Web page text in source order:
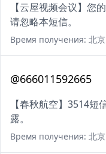
【云屋视频会议】您
请忽略本短信。
Время получения: 北
@666011592665
【春秋航空】3514
露。
Время получения: 北